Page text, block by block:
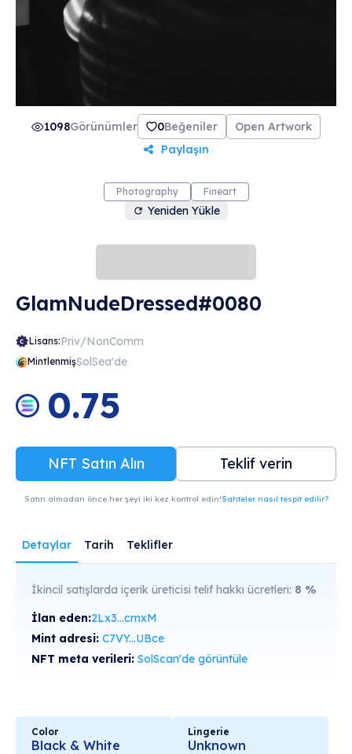
1098Görünümler 0Beğeniler
Open Artwork
Paylaşın
Photography Fineart
Yeniden Yükle
GlamNudeDressed#0080
Lisans:Priv/NonComm
MintlenmişSolSea'de
0.75
NFT Satın Alın Teklif verin
Satın almadan önce her şeyi iki kez kontrol edin!Sahteler nasıl tespit edilir?
Detaylar Tarih Teklifler
İkincil satışlarda içerik üreticisi telif hakkı ücretleri: 8 %
İlan eden:2Lx3...cmxM
Mint adresi: C7VY...UBce
NFT meta verileri: SolScan'de görüntüle
Color
Black & White
Lingerie
Unknown